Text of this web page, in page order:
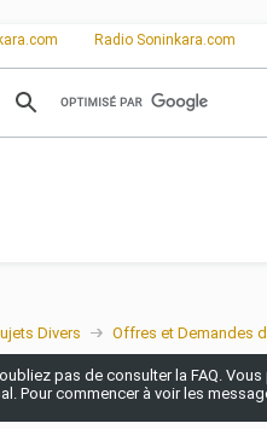
Radio Soninkara.com
Divers Offres et Demandes
pas de consulter la FAQ.
Pour commencer à voir les